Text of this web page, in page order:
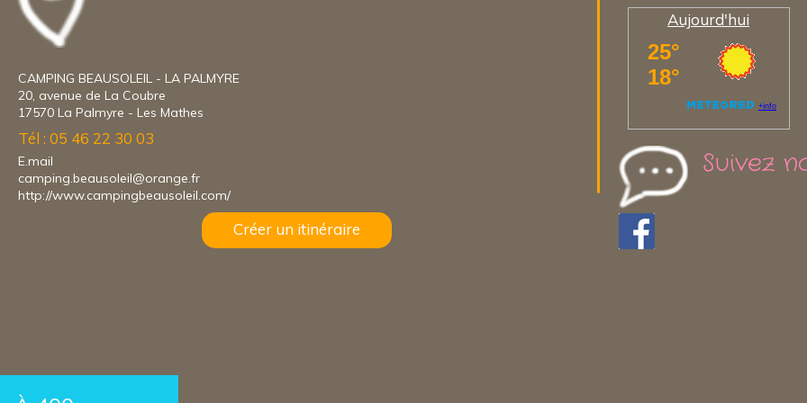
CAMPING BEAUSOLEIL - LA PALMYRE
20, avenue de La Coubre
17570 La Palmyre - Les Mathes
Tél : 05 46 22 30 03
E.mail
camping.beausoleil@orange.fr
http://www.campingbeausoleil.com/
Créer un itinéraire
Aujourd'hui
Suivez